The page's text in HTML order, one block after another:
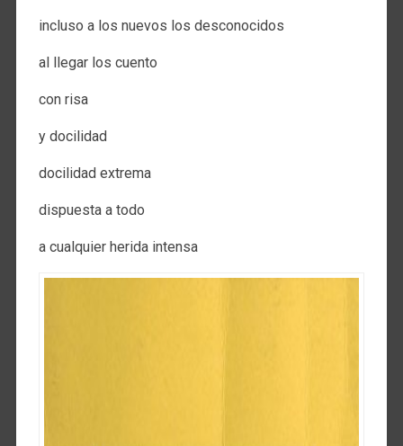
incluso a los nuevos los desconocidos
al llegar los cuento
con risa
y docilidad
docilidad extrema
dispuesta a todo
a cualquier herida intensa